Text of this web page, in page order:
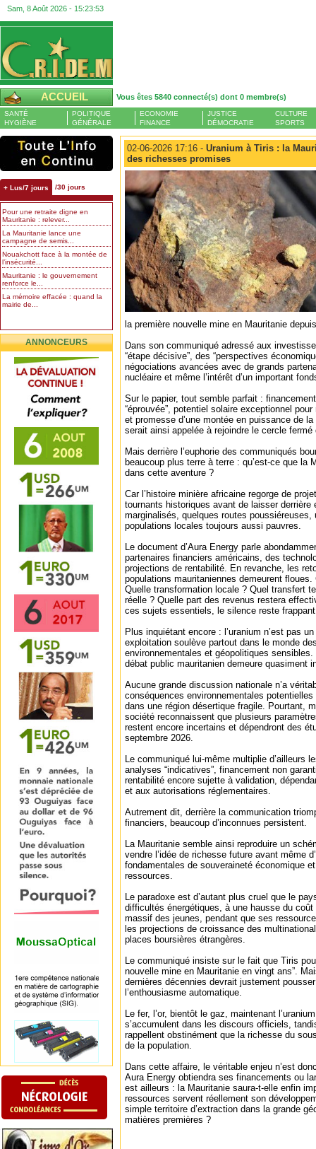
Sam, 8 Août 2026 - 15:23:54
ACCUEIL Vous êtes 5840 connecté(s) dont 0 membre(s)
SANTÉ
HYGIÈNE
POLITIQUE
GÉNÉRALE
ECONOMIE
FINANCE
JUSTICE
DÉMOCRATIE
CULTURE
SPORTS
+ Lus/7 jours /30 jours
Pour une retraite digne en
Mauritanie : relever...
La Mauritanie lance une
campagne de semis...
Nouakchott face à la montée de
l’insécurité...
Mauritanie : le gouvernement
renforce le...
La mémoire effacée : quand la
mairie de...
ANNONCEURS
02-06-2026 17:16 - Uranium à Tiris : la
des richesses promises
la première nouvelle mine en Mauritanie
Dans son communiqué adressé aux
“étape décisive”, des “perspectives
négociations avancées avec de grands
nucléaire et même l’intérêt d’un important
Sur le papier, tout semble parfait :
“éprouvée”, potentiel solaire exceptionnel
et promesse d’une montée en puissance de
serait ainsi appelée à rejoindre le cercle fermé
Mais derrière l’euphorie des communiqués
beaucoup plus terre à terre : qu’est-ce que la
dans cette aventure ?
Car l’histoire minière africaine regorge de
tournants historiques avant de laisser derrière
marginalisés, quelques routes
populations locales toujours aussi pauvres.
Le document d’Aura Energy parle
partenaires financiers américains, des
projections de rentabilité. En revanche, les
populations mauritaniennes demeurent floues.
Quelle transformation locale ? Quel transfert
réelle ? Quelle part des revenus restera
ces sujets essentiels, le silence reste
Plus inquiétant encore : l’uranium n’est pas
exploitation soulève partout dans le monde
environnementales et géopolitiques
débat public mauritanien demeure quasiment
Aucune grande discussion nationale n’a
conséquences environnementales potentielles
dans une région désertique fragile. Pourtant,
société reconnaissent que plusieurs
restent encore incertains et dépendront des
septembre 2026.
Le communiqué lui-même multiplie d’ailleurs
analyses “indicatives”, financement non
rentabilité encore sujette à validation,
et aux autorisations réglementaires.
Autrement dit, derrière la communication
financiers, beaucoup d’inconnues persistent.
La Mauritanie semble ainsi reproduire un
vendre l’idée de richesse future avant même
fondamentales de souveraineté économique
ressources.
Le paradoxe est d’autant plus cruel que le
difficultés énergétiques, à une hausse du
massif des jeunes, pendant que ses
les projections de croissance des
places boursières étrangères.
Le communiqué insiste sur le fait que Tiris
nouvelle mine en Mauritanie en vingt ans”.
dernières décennies devrait justement
l’enthousiasme automatique.
Le fer, l’or, bientôt le gaz, maintenant
s’accumulent dans les discours officiels,
rappellent obstinément que la richesse du
de la population.
Dans cette affaire, le véritable enjeu n’est
Aura Energy obtiendra ses financements ou
est ailleurs : la Mauritanie saura-t-elle enfin
ressources servent réellement son
simple territoire d’extraction dans la grande
matières premières ?